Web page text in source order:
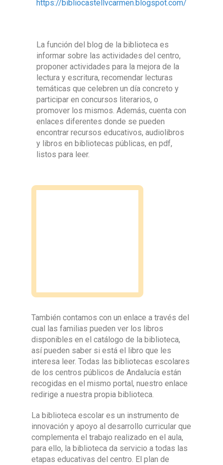
https://bibliocastellvcarmen.blogspot.com/
La función del blog de la biblioteca es
informar sobre las actividades del centro,
proponer actividades para la mejora de la
lectura y escritura, recomendar lecturas
temáticas que celebren un día concreto y
participar en concursos literarios, o
promover los mismos. Además, cuenta con
enlaces diferentes donde se pueden
encontrar recursos educativos, audiolibros
y libros en bibliotecas públicas, en pdf,
listos para leer.
También contamos con un enlace a través del
cual las familias pueden ver los libros
disponibles en el catálogo de la biblioteca,
así pueden saber si está el libro que les
interesa leer. Todas las bibliotecas escolares
de los centros públicos de Andalucía están
recogidas en el mismo portal, nuestro enlace
redirige a nuestra propia biblioteca.
La biblioteca escolar es un instrumento de
innovación y apoyo al desarrollo curricular que
complementa el trabajo realizado en el aula,
para ello, la biblioteca da servicio a todas las
etapas educativas del centro. El plan de